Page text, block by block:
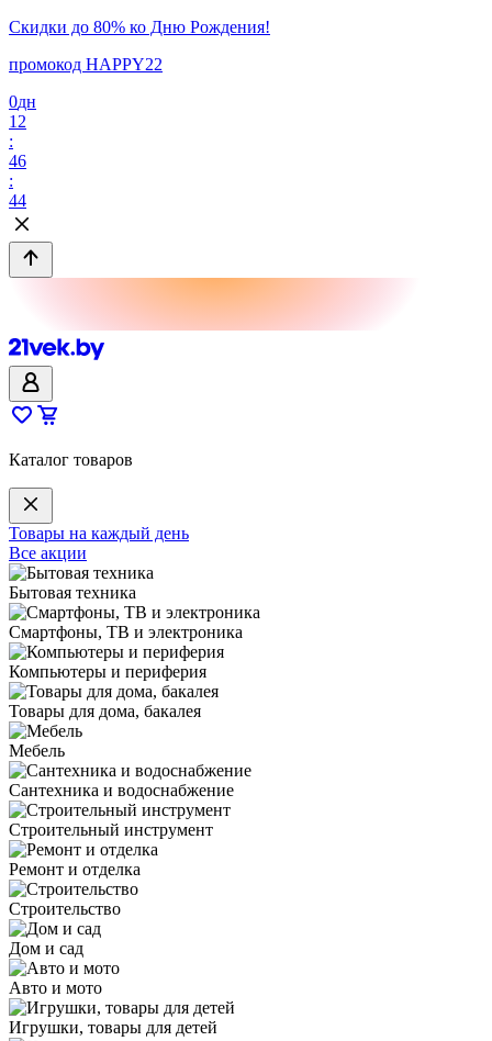
Скидки до 80% ко Дню Рождения!
промокод HAPPY22
0дн
12
:
46
:
44
Каталог товаров
Товары на каждый день
Все акции
Бытовая техника
Смартфоны, ТВ и электроника
Компьютеры и периферия
Товары для дома, бакалея
Мебель
Сантехника и водоснабжение
Строительный инструмент
Ремонт и отделка
Строительство
Дом и сад
Авто и мото
Игрушки, товары для детей